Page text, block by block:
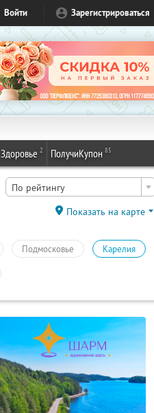
Войти Зарегистрироваться
Здоровье 2 ПолучиКупон 85
По рейтингу
Показать на карте
Подмосковье Карелия